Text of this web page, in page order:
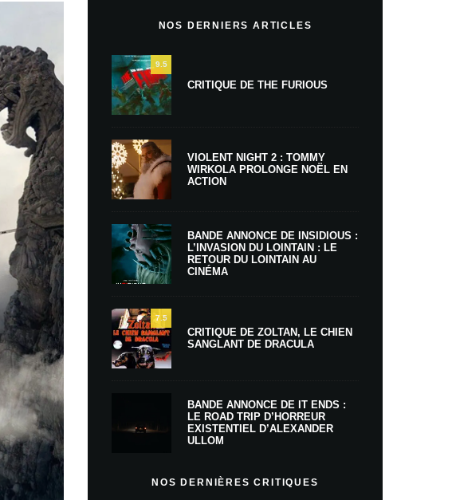
NOS DERNIERS ARTICLES
9.5
CRITIQUE DE THE FURIOUS
VIOLENT NIGHT 2 : TOMMY
WIRKOLA PROLONGE NOËL EN
ACTION
BANDE ANNONCE DE INSIDIOUS :
L’INVASION DU LOINTAIN : LE
RETOUR DU LOINTAIN AU
CINÉMA
7.5
CRITIQUE DE ZOLTAN, LE CHIEN
SANGLANT DE DRACULA
BANDE ANNONCE DE IT ENDS :
LE ROAD TRIP D’HORREUR
EXISTENTIEL D’ALEXANDER
ULLOM
NOS DERNIÈRES CRITIQUES